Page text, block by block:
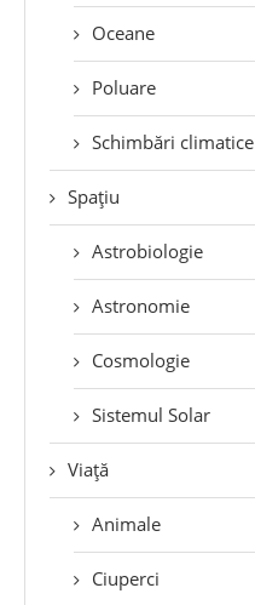
Oceane
Poluare
Schimbări climatice
Spațiu
Astrobiologie
Astronomie
Cosmologie
Sistemul Solar
Viață
Animale
Ciuperci